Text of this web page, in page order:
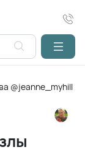
@jeanne_myhill